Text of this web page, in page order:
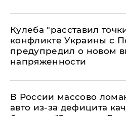
Кулеба "расставил
конфликте Украины с
предупредил о новом
напряженности
В России массово
авто из-за дефицита